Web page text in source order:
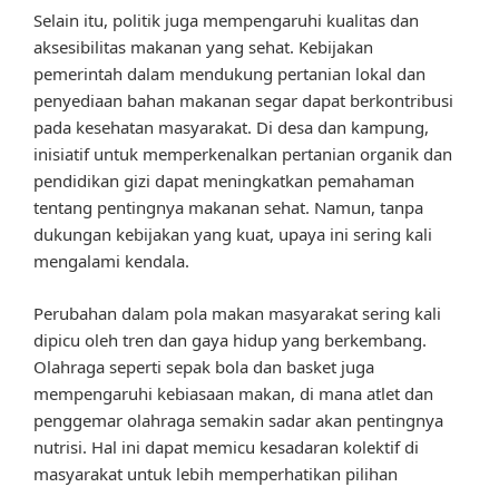
Selain itu, politik juga mempengaruhi kualitas dan
aksesibilitas makanan yang sehat. Kebijakan
pemerintah dalam mendukung pertanian lokal dan
penyediaan bahan makanan segar dapat berkontribusi
pada kesehatan masyarakat. Di desa dan kampung,
inisiatif untuk memperkenalkan pertanian organik dan
pendidikan gizi dapat meningkatkan pemahaman
tentang pentingnya makanan sehat. Namun, tanpa
dukungan kebijakan yang kuat, upaya ini sering kali
mengalami kendala.
Perubahan dalam pola makan masyarakat sering kali
dipicu oleh tren dan gaya hidup yang berkembang.
Olahraga seperti sepak bola dan basket juga
mempengaruhi kebiasaan makan, di mana atlet dan
penggemar olahraga semakin sadar akan pentingnya
nutrisi. Hal ini dapat memicu kesadaran kolektif di
masyarakat untuk lebih memperhatikan pilihan